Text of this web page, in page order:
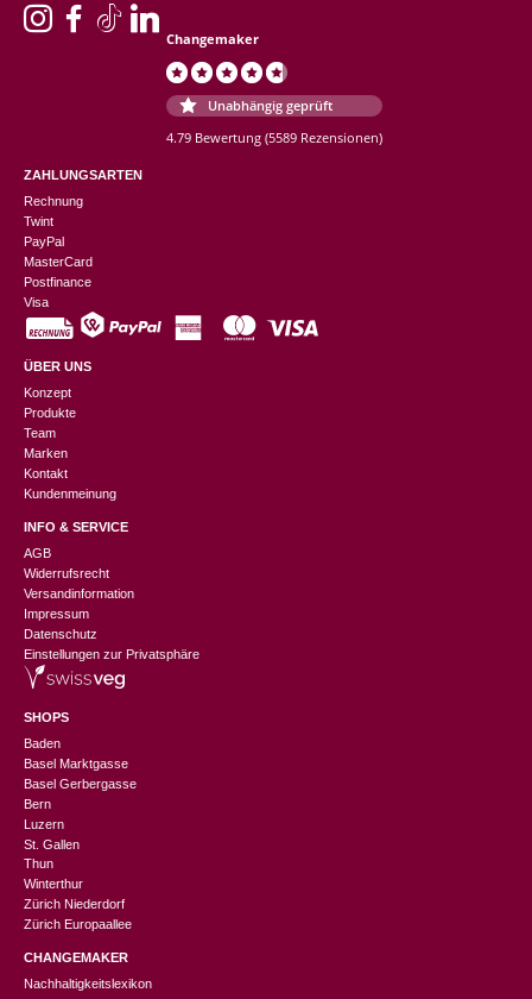
Changemaker
Unabhängig geprüft
4.79 Bewertung (5589 Rezensionen)
ZAHLUNGSARTEN
Rechnung
Twint
PayPal
MasterCard
Postfinance
Visa
ÜBER UNS
Konzept
Produkte
Team
Marken
Kontakt
Kundenmeinung
INFO & SERVICE
AGB
Widerrufsrecht
Versandinformation
Impressum
Datenschutz
Einstellungen zur Privatsphäre
SHOPS
Baden
Basel Marktgasse
Basel Gerbergasse
Bern
Luzern
St. Gallen
Thun
Winterthur
Zürich Niederdorf
Zürich Europaallee
CHANGEMAKER
Nachhaltigkeitslexikon